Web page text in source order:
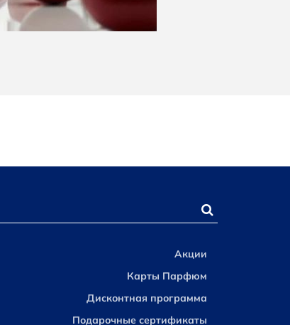
Акции
Карты Парфюм
Дисконтная программа
Подарочные сертификаты